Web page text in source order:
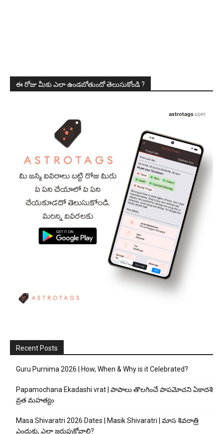
ఈ రోజు మీకు ఎలా ఉండబోతుందో తెలుసుకోండి ?
Recent Posts
Guru Purnima 2026 | How, When & Why is it Celebrated?
Papamochana Ekadashi vrat | పాపాలు తొలగించే పాపమోచని ఏకాదశి
వ్రత మహత్యం
Masa Shivaratri 2026 Dates | Masik Shivaratri | మాస శివరాత్రి
ఎందుకు, ఎలా జరుపుకోవాలి?